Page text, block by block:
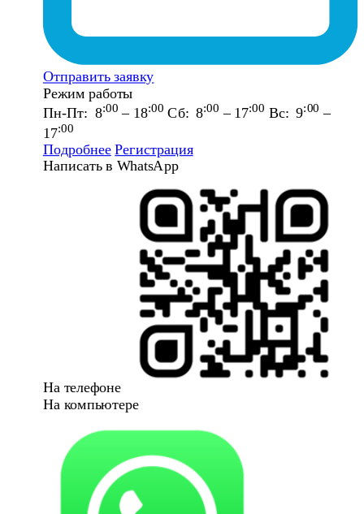
Отправить заявку
Режим работы
Пн-Пт: 8:00 – 18:00 Сб: 8:00 – 17:00 Вс: 9:00 –
17:00
Подробнее Регистрация
Написать в WhatsApp
На телефоне
На компьютере